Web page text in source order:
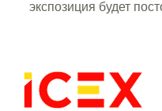
экспозиция будет